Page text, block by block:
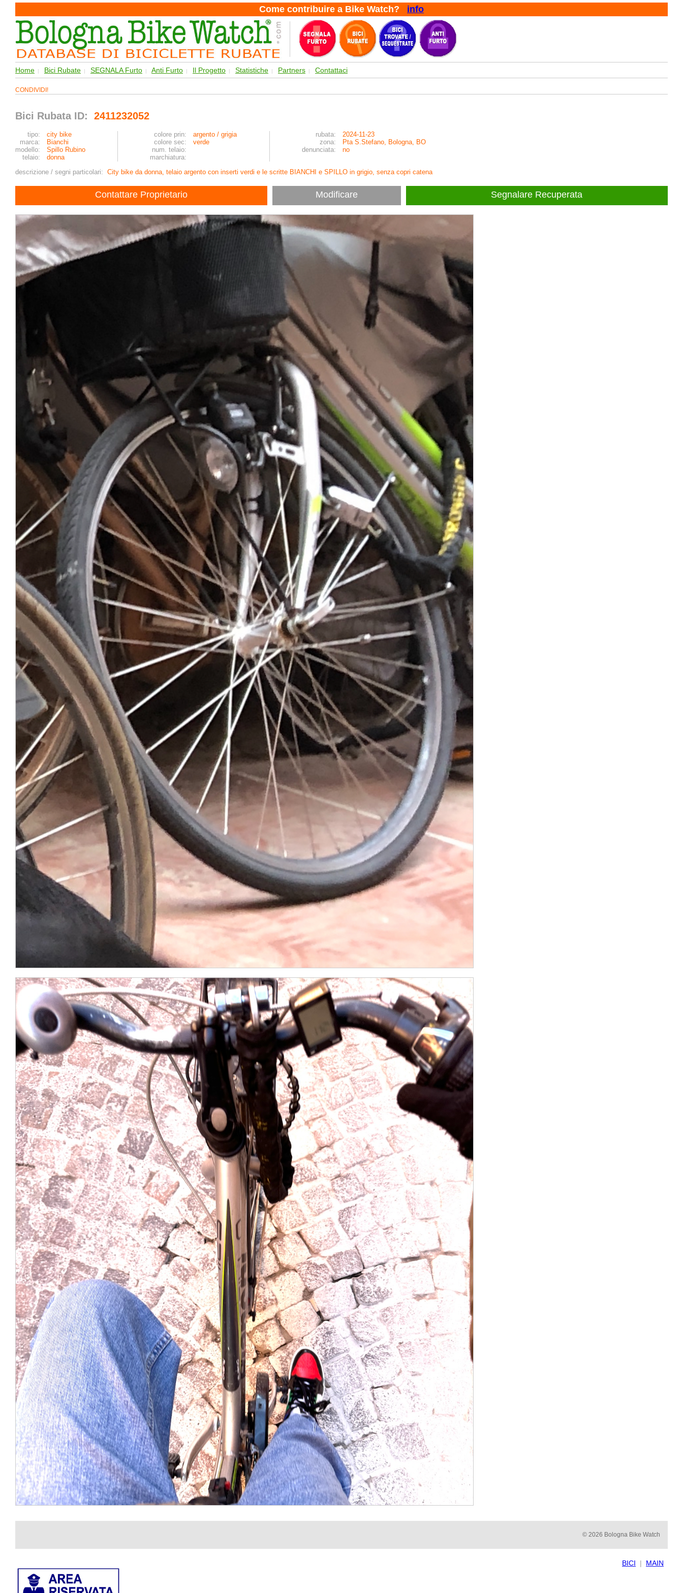
Come contribuire a Bike Watch? info
Home | Bici Rubate | SEGNALA Furto | Anti Furto | Il Progetto | Statistiche | Partners | Contattaci
CONDIVIDI!
Bici Rubata ID: 2411232052
tipo: city bike colore prin: argento / grigia rubata:
2024-11-23
marca:
Bianchi colore sec: verde zona:
Pta S.Stefano, Bologna, BO
modello:
Spillo Rubino num. telaio: denunciata:
no
telaio:
donna
marchiatura:
descrizione / segni particolari: City bike da donna, telaio argento con inserti verdi e le scritte BIANCHI e SPILLO in grigio, senza copri catena
Contattare Proprietario Modificare Segnalare Recuperata
© 2026 Bologna Bike Watch
BICI | MAIN